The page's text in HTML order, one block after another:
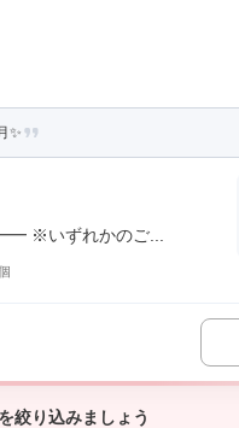
✨
いずれかのご...
絞り込みましょう